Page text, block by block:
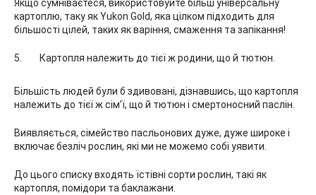
Якщо сумніваєтеся, використовуйте більш універсальну
картоплю, таку як Yukon Gold, яка цілком підходить для
більшості цілей, таких як варіння, смаження та запікання!
Картопля належить до тієї ж родини, що й тютюн.
Більшість людей були б здивовані, дізнавшись, що картопля
належить до тієї ж сім’ї, що й тютюн і смертоносний паслін.
Виявляється, сімейство пасльонових дуже, дуже широке і
включає безліч рослин, які ми не можемо собі уявити.
До цього списку входять їстівні сорти рослин, такі як
картопля, помідори та баклажани.